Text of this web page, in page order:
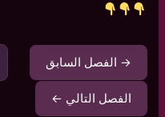
→ الفصل السابق
الفصل التالي ←